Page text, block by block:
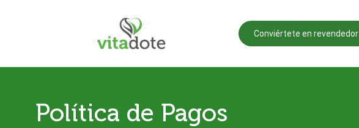
Conviértete en revendedor
Política de Pagos